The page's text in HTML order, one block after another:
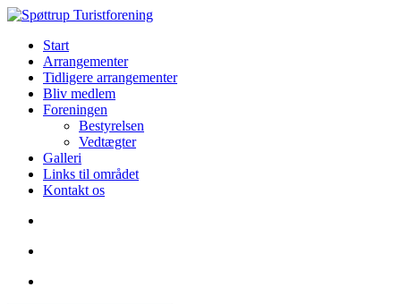
Skip
main
content
Menu
Start
Arrangementer
Tidligere arrangementer
Bliv medlem
Foreningen
Bestyrelsen
Vedtægter
Galleri
Links til området
Kontakt os